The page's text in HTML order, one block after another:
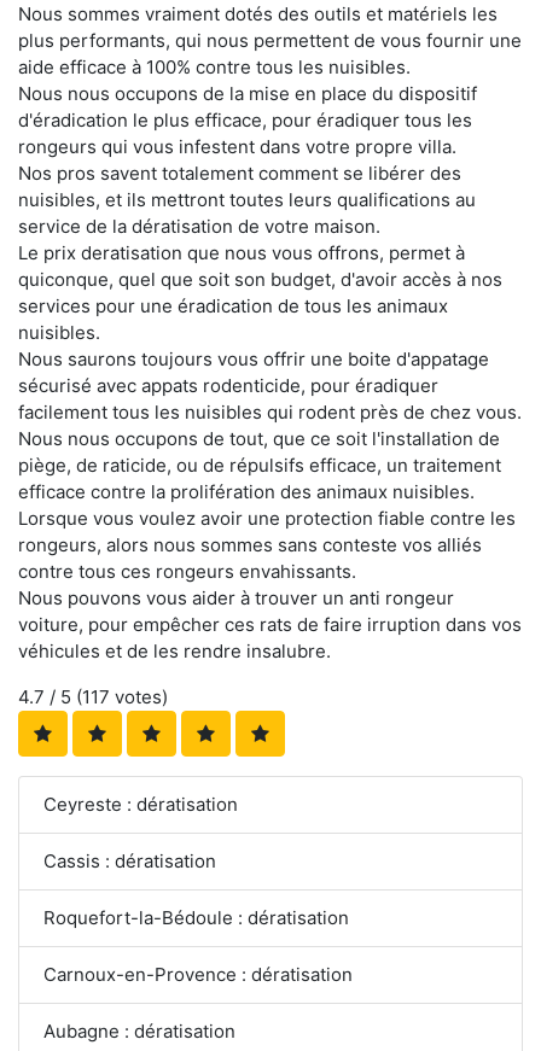
Nous sommes vraiment dotés des outils et matériels les
plus performants, qui nous permettent de vous fournir une
aide efficace à 100% contre tous les nuisibles.
Nous nous occupons de la mise en place du dispositif
d'éradication le plus efficace, pour éradiquer tous les
rongeurs qui vous infestent dans votre propre villa.
Nos pros savent totalement comment se libérer des
nuisibles, et ils mettront toutes leurs qualifications au
service de la dératisation de votre maison.
Le prix deratisation que nous vous offrons, permet à
quiconque, quel que soit son budget, d'avoir accès à nos
services pour une éradication de tous les animaux
nuisibles.
Nous saurons toujours vous offrir une boite d'appatage
sécurisé avec appats rodenticide, pour éradiquer
facilement tous les nuisibles qui rodent près de chez vous.
Nous nous occupons de tout, que ce soit l'installation de
piège, de raticide, ou de répulsifs efficace, un traitement
efficace contre la prolifération des animaux nuisibles.
Lorsque vous voulez avoir une protection fiable contre les
rongeurs, alors nous sommes sans conteste vos alliés
contre tous ces rongeurs envahissants.
Nous pouvons vous aider à trouver un anti rongeur
voiture, pour empêcher ces rats de faire irruption dans vos
véhicules et de les rendre insalubre.
4.7 / 5 (117 votes)
Ceyreste : dératisation
Cassis : dératisation
Roquefort-la-Bédoule : dératisation
Carnoux-en-Provence : dératisation
Aubagne : dératisation